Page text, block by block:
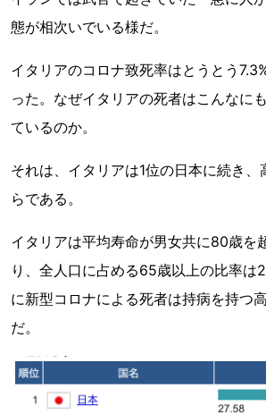
態が相次いでいる様だ。
イタリアのコロナ致死率はとうとう
った。なぜイタリアの死者はこんなに
ているのか。
それは、イタリアは1位の日本に続き
らである。
イタリアは平均寿命が男女共に80歳を
り、全人口に占める65歳以上の比率は
に新型コロナによる死者は持病を持つ
だ。